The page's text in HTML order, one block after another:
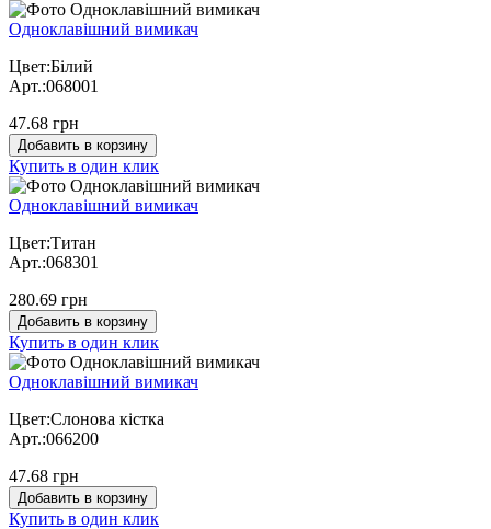
Одноклавішний вимикач
Цвет:Білий
Арт.:068001
47.68 грн
Добавить в корзину
Купить в один клик
Одноклавішний вимикач
Цвет:Титан
Арт.:068301
280.69 грн
Добавить в корзину
Купить в один клик
Одноклавішний вимикач
Цвет:Слонова кістка
Арт.:066200
47.68 грн
Добавить в корзину
Купить в один клик